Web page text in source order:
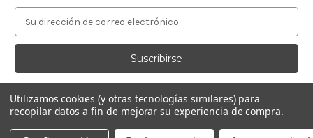
r
c
i
ó
n
© 2026 Almacén de Relojeros
Utilizamos cookies (y otras tecnologías similares) para
recopilar datos a fin de mejorar su experiencia de compra.